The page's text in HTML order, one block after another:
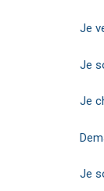
Je
Je
Je
Je